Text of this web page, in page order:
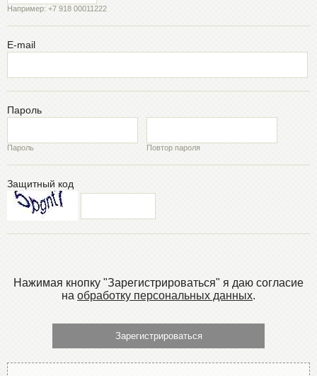
Например: +7 918 00011222
E-mail
Пароль
Пароль Повтор пароля
Защитный код
Нажимая кнопку "Зарегистрироваться" я даю согласие
на обработку персональных данных.
Зарегистрироваться